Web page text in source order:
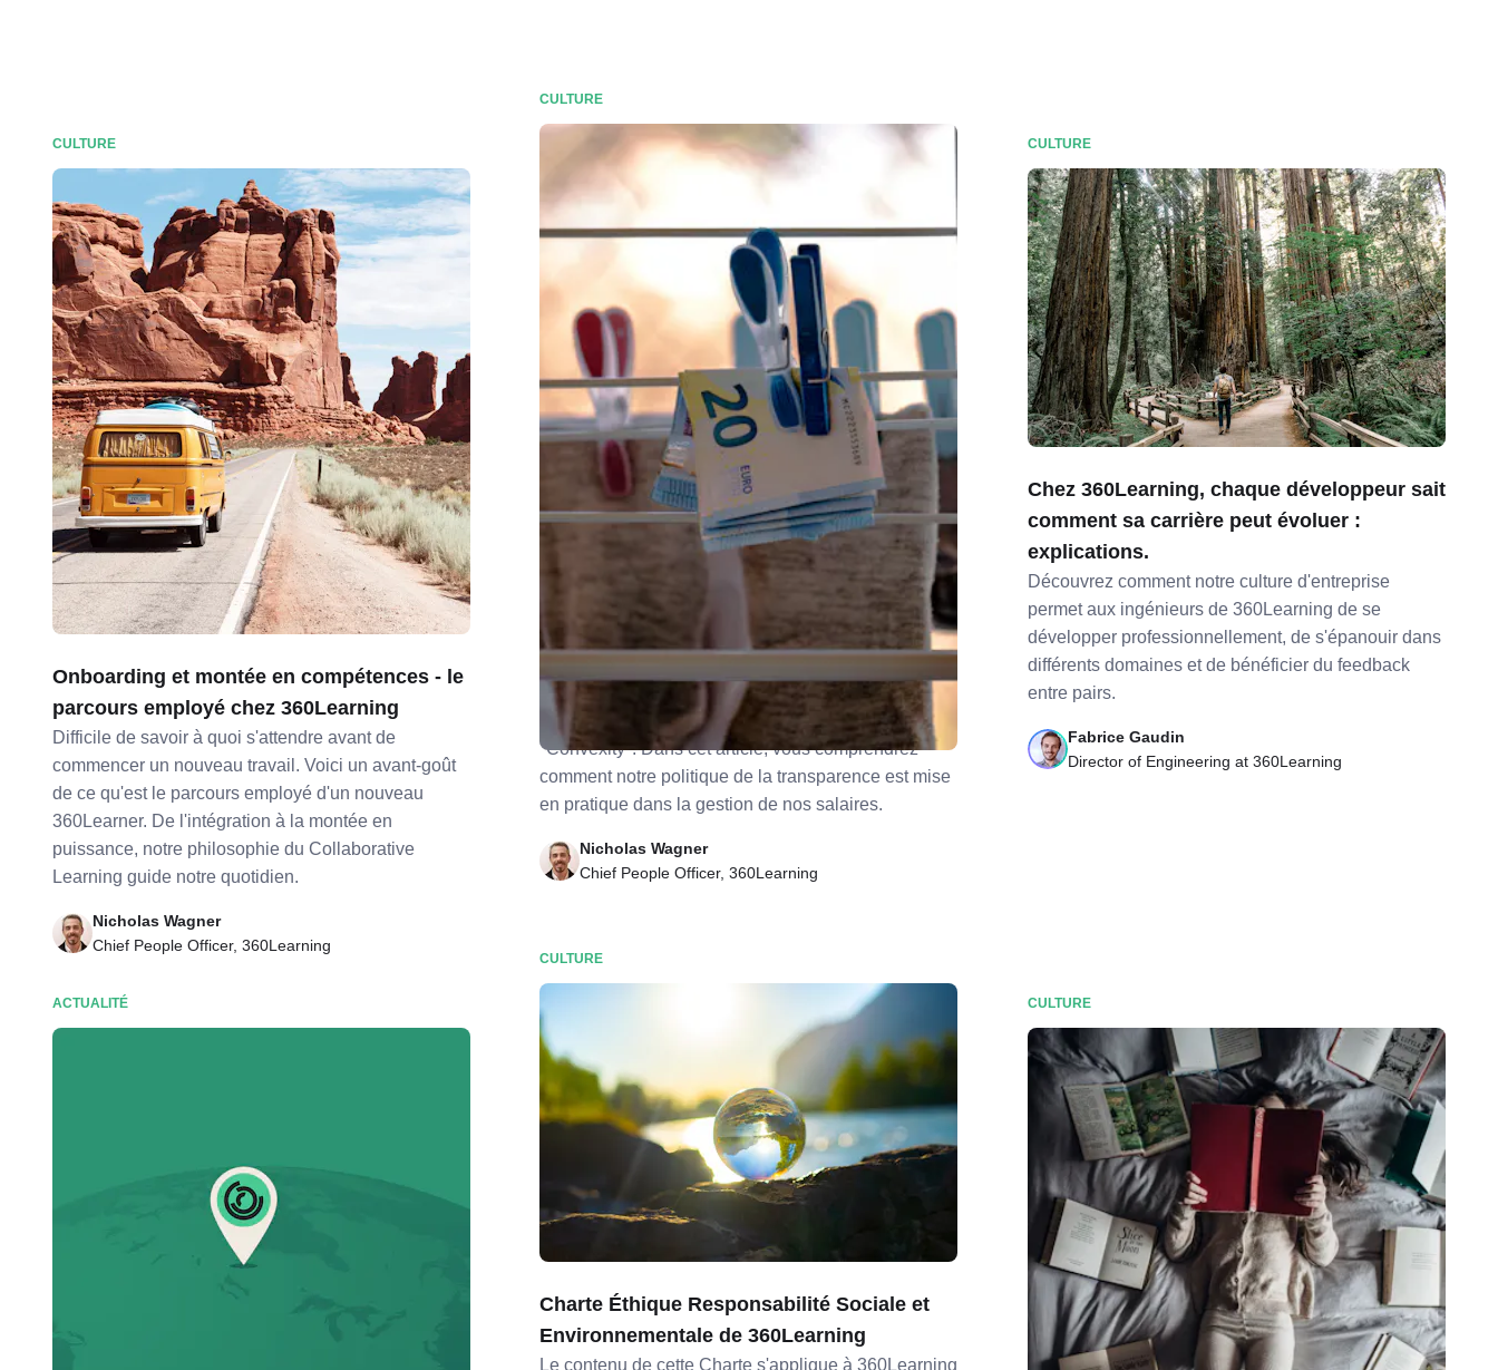
CULTURE
Onboarding et montée en compétences - le
parcours employé chez 360Learning
Difficile de savoir à quoi s'attendre avant de
commencer un nouveau travail. Voici un avant-goût
de ce qu'est le parcours employé d'un nouveau
360Learner. De l'intégration à la montée en
puissance, notre philosophie du Collaborative
Learning guide notre quotidien.
Nicholas Wagner
Chief People Officer, 360Learning
CULTURE
On ne négocie pas son salaire chez
Chez 360Learning, nos salaires sont calculés, pas
négociés. Cela fait partie de notre culture,
"Convexity". Dans cet article, vous comprendrez
comment notre politique de la transparence est mise
en pratique dans la gestion de nos salaires.
Nicholas Wagner
Chief People Officer, 360Learning
CULTURE
Chez 360Learning, chaque développeur sait
comment sa carrière peut évoluer :
explications.
Découvrez comment notre culture d'entreprise
permet aux ingénieurs de 360Learning de se
développer professionnellement, de s'épanouir dans
différents domaines et de bénéficier du feedback
entre pairs.
Fabrice Gaudin
Director of Engineering at 360Learning
ACTUALITÉ
CULTURE
Charte Éthique Responsabilité Sociale et
Environnementale de 360Learning
Le contenu de cette Charte s'applique à 360Learning
CULTURE